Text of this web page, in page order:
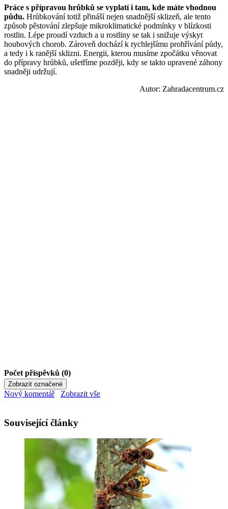
Práce s přípravou hrůbků se vyplatí i tam, kde máte vhodnou
půdu. Hrůbkování totiž přináší nejen snadnější sklizeň, ale tento
způsob pěstování zlepšuje mikroklimatické podmínky v blízkosti
rostlin. Lépe proudí vzduch a u rostliny se tak i snižuje výskyt
houbových chorob. Zároveň dochází k rychlejšímu prohřívání půdy,
a tedy i k ranější sklizni. Energii, kterou musíme zpočátku věnovat
do přípravy hrůbků, ušetříme později, kdy se takto upravené záhony
snadněji udržují.
Autor: Zahradacentrum.cz
Počet příspěvků (0)
Nový komentář Zobrazit vše
Související články